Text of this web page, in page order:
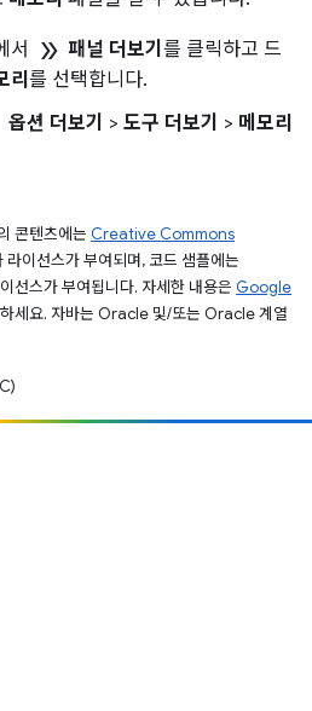
서 double_arrow 패널 더보기 를 클릭하고 드
리 를 선택합니다.
옵션 더보기 > 도구 더보기 > 메모리
콘텐츠에는 Creative Commons
라이선스가 부여되며, 코드 샘플에는
선스가 부여됩니다. 자세한 내용은 Google
세요. 자바는 Oracle 및/또는 Oracle 계열